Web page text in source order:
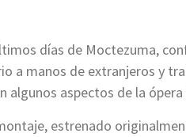
días de Moctezuma,
a manos de extranjeros y
algunos aspectos de la ópera
estrenado